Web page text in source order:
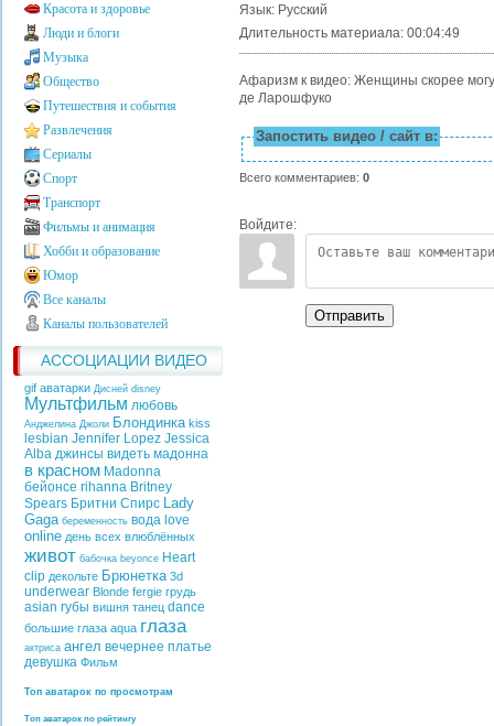
Красота и здоровье
Люди и блоги
Музыка
Общество
Путешествия и события
Развлечения
Сериалы
Спорт
Транспорт
Фильмы и анимация
Хобби и образование
Юмор
Все каналы
Каналы пользователей
АССОЦИАЦИИ ВИДЕО
gif аватарки Дисней disney
Мультфильм любовь
Анджелина Джоли Блондинка kiss
lesbian Jennifer Lopez Jessica
Alba джинсы видеть мадонна
в красном Madonna
бейонсе rihanna Britney
Spears Бритни Спирс Lady
Gaga беременность вода love
online день всех влюблённых
живот бабочка beyonce Heart
clip декольте Брюнетка 3d
underwear Blonde fergie грудь
asian губы вишня танец dance
большие глаза aqua глаза
актриса ангел вечернее платье
девушка Фильм
Топ аватарок по просмотрам
Топ аватарок по рейтингу
Язык: Русский
Длительность материала: 00:04:49
Афаризм к видео: Женщины скорее
де Ларошфуко
Запостить видео / сайт в:
Всего комментариев: 0
Войдите:
Отправить